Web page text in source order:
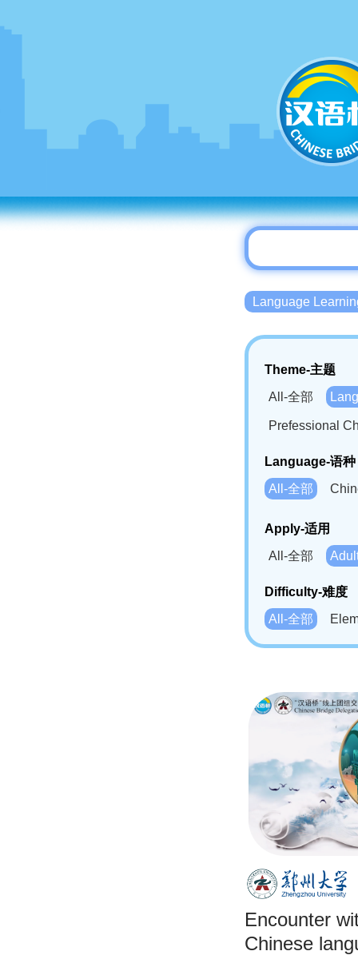
Language
Theme-主题
All-全部
Prefessional
Language-语种
All-全部
Bahasa
Swahili(SW)-
Apply-适用
All-全部
Difficulty-难度
All-全部
Encounter
Chinese